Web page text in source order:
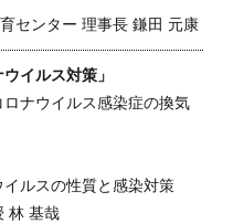
センター 理事長 鎌田 元康
イルス対策」
ナウイルス感染症の換気
ルスの性質と感染対策
林 基哉